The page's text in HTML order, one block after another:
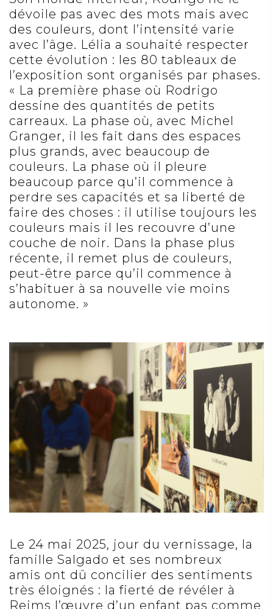
dévoile pas avec des mots mais avec
des couleurs, dont l’intensité varie
avec l’âge. Lélia a souhaité respecter
cette évolution : les 80 tableaux de
l’exposition sont organisés par phases.
« La première phase où Rodrigo
dessine des quantités de petits
carreaux. La phase où, avec Michel
Granger, il les fait dans des espaces
plus grands, avec beaucoup de
couleurs. La phase où il pleure
beaucoup parce qu’il commence à
perdre ses capacités et sa liberté de
faire des choses : il utilise toujours les
couleurs mais il les recouvre d’une
couche de noir. Dans la phase plus
récente, il remet plus de couleurs,
peut-être parce qu’il commence à
s’habituer à sa nouvelle vie moins
autonome. »
Le 24 mai 2025, jour du vernissage, la
famille Salgado et ses nombreux
amis ont dû concilier des sentiments
très éloignés : la fierté de révéler à
Reims l’œuvre d’un enfant pas comme